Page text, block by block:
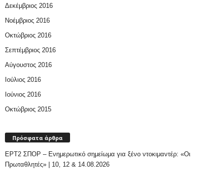
Δεκέμβριος 2016
Νοέμβριος 2016
Οκτώβριος 2016
Σεπτέμβριος 2016
Αύγουστος 2016
Ιούλιος 2016
Ιούνιος 2016
Οκτώβριος 2015
Πρόσφατα άρθρα
ΕΡΤ2 ΣΠΟΡ – Ενημερωτικό σημείωμα για ξένο ντοκιμαντέρ: «Οι
Πρωταθλητές» | 10, 12 & 14.08.2026